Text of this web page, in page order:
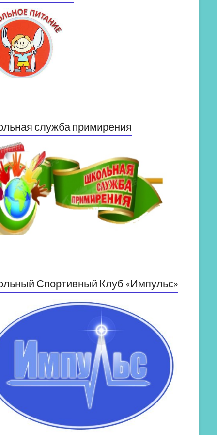
служба примирения
Спортивный Клуб «Импульс»